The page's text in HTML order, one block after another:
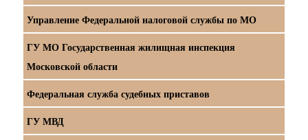
Управление Федеральной налоговой службы по МО
ГУ МО Государственная жилищная инспекция
Московской области
Федеральная служба судебных приставов
ГУ МВД